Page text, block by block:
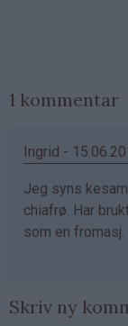
1 kommentar
Ingrid -
Jeg syns
chiafrø. Har
som en fromasj.
Skriv ny